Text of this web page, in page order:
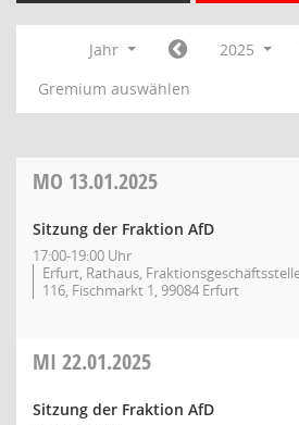
Jahr
2025
Gremium auswählen
MO 13.01.2025
Sitzung der Fraktion AfD
17:00-19:00 Uhr
Erfurt, Rathaus,
116, Fischmarkt 1, 99084 Erfurt
MI 22.01.2025
Sitzung der Fraktion AfD